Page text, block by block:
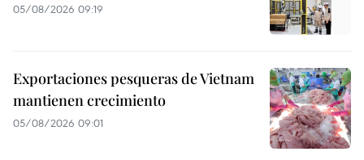
05/08/2026 09:19
Exportaciones pesqueras de Vietnam
mantienen crecimiento
05/08/2026 09:01